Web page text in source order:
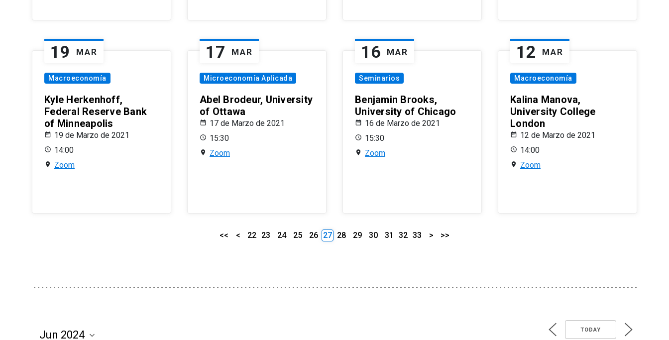
19 MAR
Macroeconomía
Kyle Herkenhoff,
Federal Reserve Bank
of Minneapolis
19 de Marzo de 2021
14:00
Zoom
17 MAR
Microeconomía Aplicada
Abel Brodeur, University
of Ottawa
17 de Marzo de 2021
15:30
Zoom
16 MAR
Seminarios
Benjamin Brooks,
University of Chicago
16 de Marzo de 2021
15:30
Zoom
12 MAR
Macroeconomía
Kalina Manova,
University College
London
12 de Marzo de 2021
14:00
Zoom
<< < 22 23 24 25 26 27 28 29 30 31 32 33 > >>
TODAY